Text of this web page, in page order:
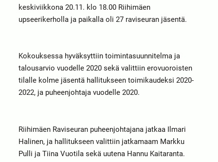
keskiviikkona 20.11. klo 18.00 Riihimäen
upseerikerholla ja paikalla oli 27 raviseuran jäsentä.
Kokouksessa hyväksyttiin toimintasuunnitelma ja
talousarvio vuodelle 2020 sekä valittiin erovuoroisten
tilalle kolme jäsentä hallitukseen toimikaudeksi 2020-
2022, ja puheenjohtaja vuodelle 2020.
Riihimäen Raviseuran puheenjohtajana jatkaa Ilmari
Halinen, ja hallitukseen valittiin jatkamaam Markku
Pulli ja Tiina Vuotila sekä uutena Hannu Kaitaranta.